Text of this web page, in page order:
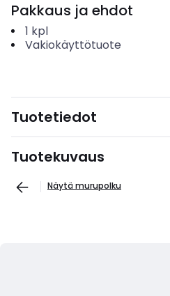
Pakkaus ja ehdot
1 kpl
Vakiokäyttötuote
Tuotetiedot
Tuotekuvaus
Näytä murupolku